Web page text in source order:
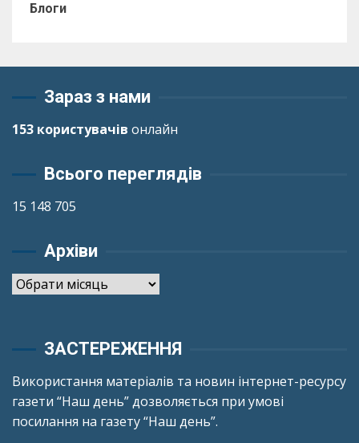
Блоги
Зараз з нами
153 користувачів онлайн
Всього переглядів
15 148 705
Архіви
Архіви
ЗАСТЕРЕЖЕННЯ
Використання матеріалів та новин інтернет-ресурсу
газети “Наш день” дозволяється при умові
посилання на газету “Наш день”.